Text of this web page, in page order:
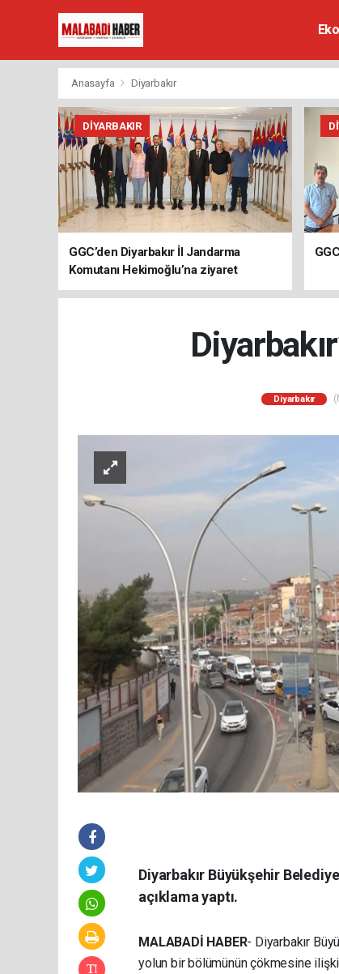
Anasayfa Diyarbakır
DIYARBAKIR
GGC’den Diyarbakır İl Jandarma
Komutanı Hekimoğlu’na ziyaret
Diyarbakır
Diyarbakır Büyükşehir
açıklama yaptı.
MALABADİ HABER- Diyarbakır
yolun bir bölümünün çökmesine